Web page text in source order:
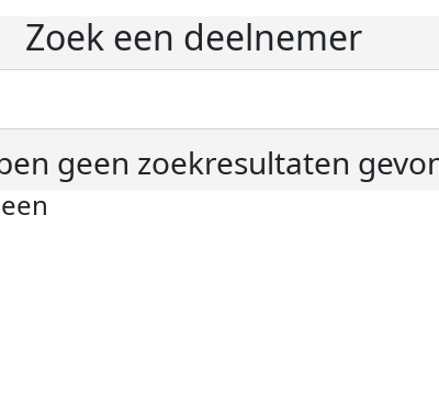
Zoek een deelnemer
geen zoekresultaten